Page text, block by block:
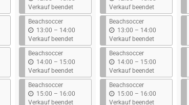
i
s
Verkauf beendet
Beachsoccer
13:00 – b
i
s
14:00
Verkauf beendet
Beachsoccer
14:00 – b
i
s
15:00
Verkauf beendet
Beachsoccer
15:00 – b
i
16:00
Verkauf beendet
i
s
Verkauf beendet
Beachsoccer
13:00 – b
i
s
14:00
Verkauf beendet
Beachsoccer
14:00 – b
i
s
15:00
Verkauf beendet
Beachsoccer
15:00 – b
i
16:00
Verkauf beendet